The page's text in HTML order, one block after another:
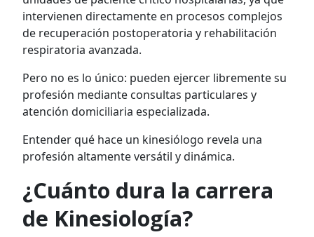
intervienen directamente en procesos complejos
de recuperación postoperatoria y rehabilitación
respiratoria avanzada.
Pero no es lo único: pueden ejercer libremente su
profesión mediante consultas particulares y
atención domiciliaria especializada.
Entender qué hace un kinesiólogo revela una
profesión altamente versátil y dinámica.
¿Cuánto dura la carrera
de Kinesiología?